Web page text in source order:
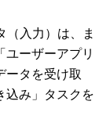
（入力）は、ま
ーザーアプリ
ータを受け取
込み」タスクを